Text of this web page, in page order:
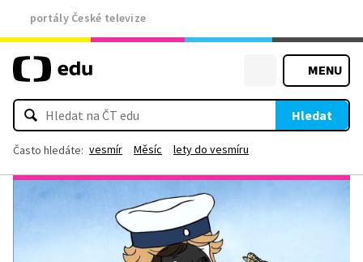
portály České televize
MENU
Hledat
Často hledáte: vesmír Měsíc lety do vesmíru